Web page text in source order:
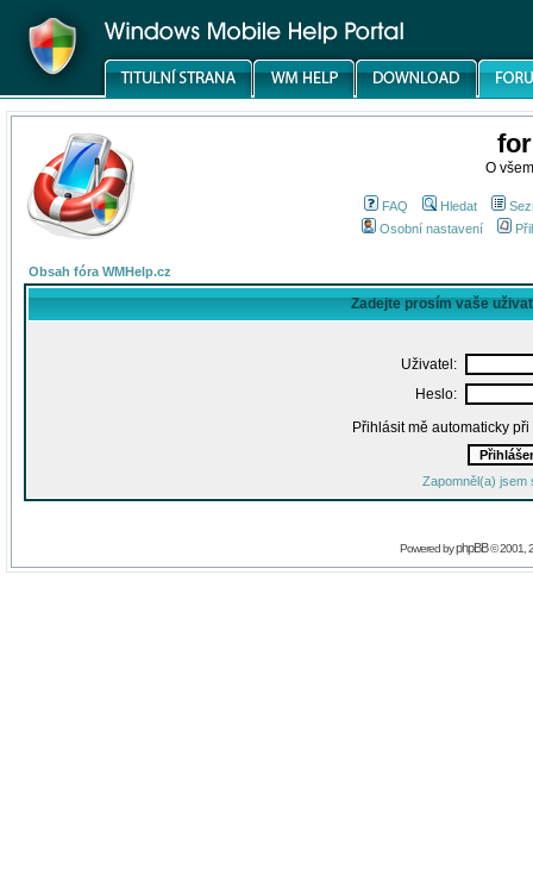
O
FAQ Hledat
Osobní nastavení
Obsah fóra WMHelp.cz
Zadejte prosím vaše
Uživatel:
Heslo:
Přihlásit mě automaticky
Zapomněl(a) jsem
Powered byphpBB© 2001,